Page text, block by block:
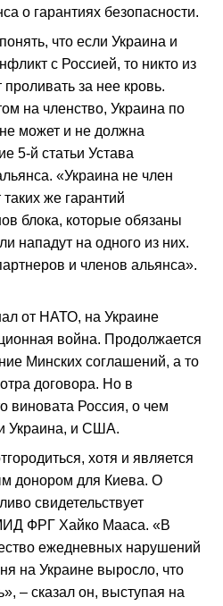
о гарантиях безопасности.
что если Украина и
с Россией, то никто из
за нее кровь.
на членство, Украина по
может и не должна
5-й статьи Устава
«Украина не член
же гарантий
блока, которые обязаны
нападут на одного из них.
и членов альянса».
от НАТО, на Украине
война. Продолжается
Минских соглашений, а то
договора. Но в
виновата Россия, о чем
Украина, и США.
хотя и является
донором для Киева. О
свидетельствует
ФРГ Хайко Мааса. «В
ежедневных нарушений
на Украине выросло, что
– сказал он, выступая на